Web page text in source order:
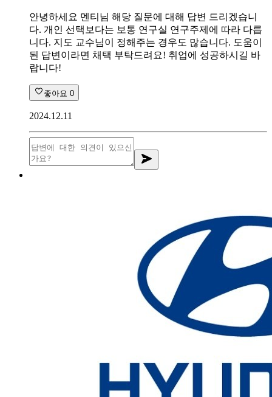
안녕하세요 멘티님 해당 질문에 대해 답변 드리겠습니
다. 개인 선택보다는 보통 연구실 연구주제에 따라 다릅
니다. 지도 교수님이 정해주는 경우도 많습니다. 도움이
된 답변이라면 채택 부탁드려요! 취업에 성공하시길 바
랍니다!
좋아요 0
2024.12.11